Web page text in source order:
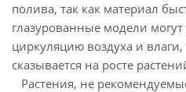
полива, так как материал
глазурованные модели
циркуляцию воздуха и влаги,
сказывается на росте
Растения, не